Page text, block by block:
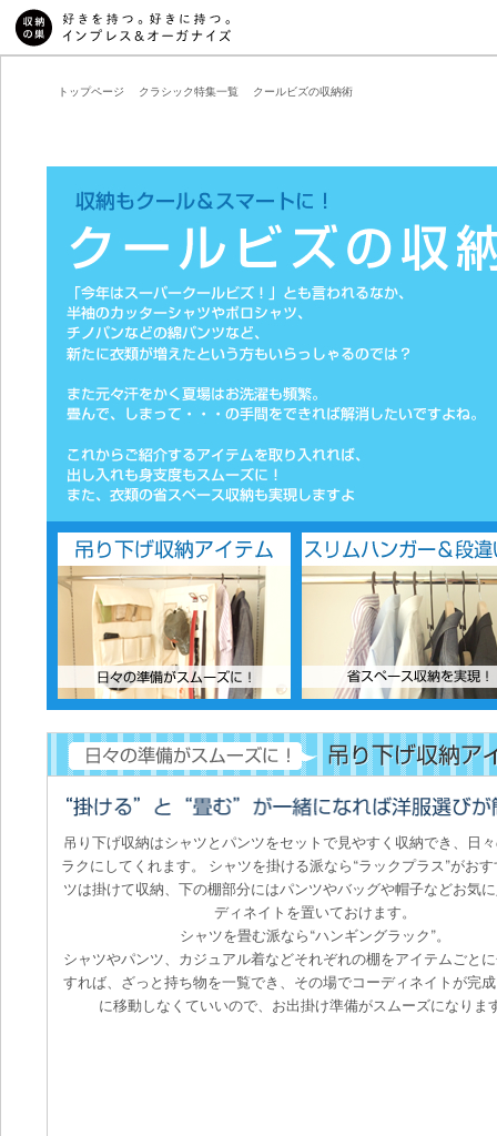
トップページ クラシック特集一覧 クールビズの収納術
吊り下げ収納はシャツとパンツをセットで見やすく収納でき、日
ラクにしてくれます。 シャツを掛ける派なら“ラックプラス”がお
ツは掛けて収納、下の棚部分にはパンツやバッグや帽子などお気
ディネイトを置いておけます。
シャツを畳む派なら“ハンギングラック”。
シャツやパンツ、カジュアル着などそれぞれの棚をアイテムごと
すれば、ざっと持ち物を一覧でき、その場でコーディネイトが完
に移動しなくていいので、お出掛け準備がスムーズになりま